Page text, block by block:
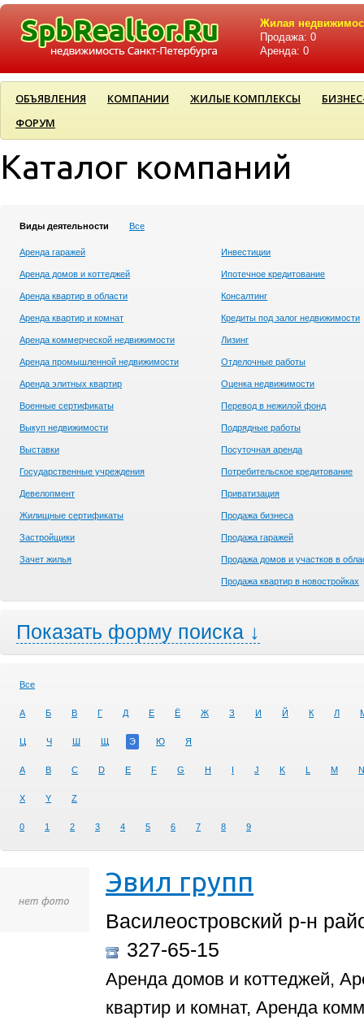
Жилая
Продажа: 0
Аренда: 0
ОБЪЯВЛЕНИЯ КОМПАНИИ ЖИЛЫЕ КОМПЛЕКСЫ
ФОРУМ
Каталог компаний
Виды деятельности Все
Аренда гаражей
Аренда домов и коттеджей
Аренда квартир в области
Аренда квартир и комнат
Аренда коммерческой недвижимости
Аренда промышленной недвижимости
Аренда элитных квартир
Военные сертификаты
Выкуп недвижимости
Выставки
Государственные учреждения
Девелопмент
Жилищные сертификаты
Застройщики
Зачет жилья
Инвестиции
Ипотечное кредитование
Консалтинг
Кредиты под залог недвижимости
Лизинг
Отделочные работы
Оценка недвижимости
Перевод в нежилой фонд
Подрядные работы
Посуточная аренда
Потребительское кредитование
Приватизация
Продажа бизнеса
Продажа гаражей
Продажа домов и участков в
Продажа квартир в новостройках
Показать форму поиска ↓
Все
А Б В Г Д Е Ё Ж З И Й К Л
Ц Ч Ш Щ Э Ю Я
A B C D E F G H I J K L M N
X Y Z
0 1 2 3 4 5 6 7 8 9
Эвил групп
Василеостровский р-н
327-65-15
Аренда домов и коттеджей,
квартир и комнат, Аренда